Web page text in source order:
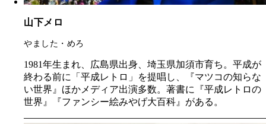
山下メロ
やました・めろ
1981年生まれ、広島県出身、埼玉県加須市育ち。平成が
終わる前に「平成レトロ」を提唱し、『マツコの知らな
い世界』ほかメディア出演多数。著書に『平成レトロの
世界』『ファンシー絵みやげ大百科』がある。